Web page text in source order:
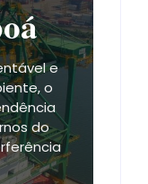
e
o
do